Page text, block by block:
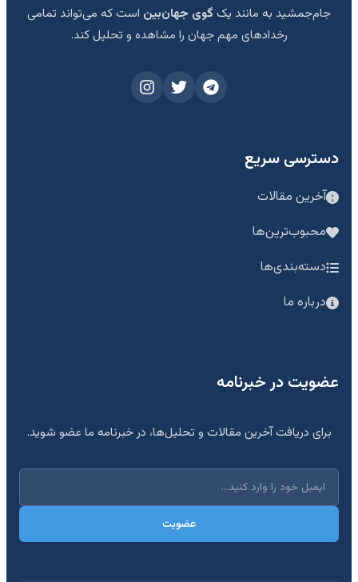
جام‌جمشید به مانند یک گوی جهان‌بین است که می‌تواند تمامی
رخدادهای مهم جهان را مشاهده و تحلیل کند.
دسترسی سریع
آخرین مقالات
محبوب‌ترین‌ها
دسته‌بندی‌ها
درباره ما
عضویت در خبرنامه
برای دریافت آخرین مقالات و تحلیل‌ها، در خبرنامه ما عضو شوید.
عضویت